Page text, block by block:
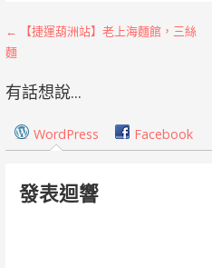
文
章
導
覽
← 【捷運葫洲站】老上海麵館，三絲
麵
有話想說...
WordPress Facebook
發表迴響